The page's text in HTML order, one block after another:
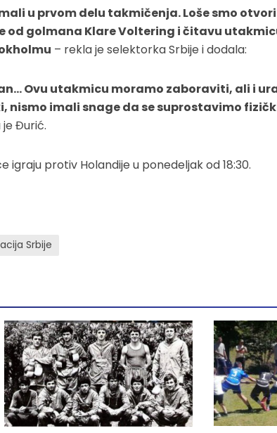
u prvom delu takmičenja. Loše smo
od golmana Klare Voltering i čitavu
– rekla je selektorka Srbije i dodala:
Ovu utakmicu moramo zaboraviti, ali i
nismo imali snage da se suprostavimo
Đurić.
protiv Holandije u ponedeljak od 18:30.
Srbije